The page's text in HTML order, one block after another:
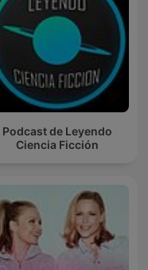
Podcast de Leyendo
Ciencia Ficción